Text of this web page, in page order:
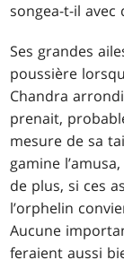
songea-t-il avec
Ses grandes
poussière
Chandra
prenait,
mesure de sa
gamine
de plus, si ces
l’orphelin
Aucune
feraient aussi